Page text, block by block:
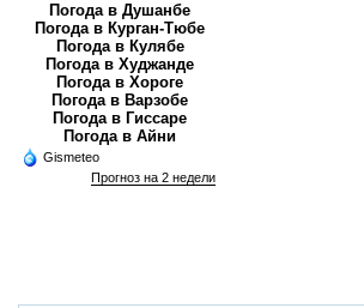
Погода в Душанбе
Погода в Курган-Тюбе
Погода в Кулябе
Погода в Худжанде
Погода в Хороге
Погода в Варзобе
Погода в Гиссаре
Погода в Айни
Gismeteo
Прогноз на 2 недели